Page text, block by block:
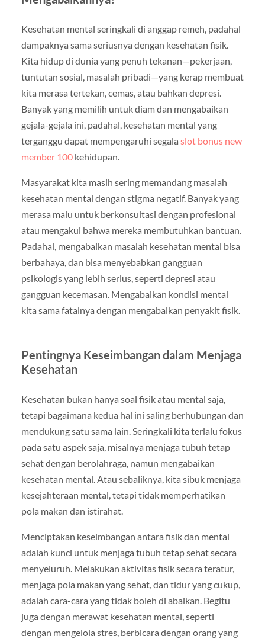
Kesehatan mental seringkali di anggap remeh, padahal
dampaknya sama seriusnya dengan kesehatan fisik.
Kita hidup di dunia yang penuh tekanan—pekerjaan,
tuntutan sosial, masalah pribadi—yang kerap membuat
kita merasa tertekan, cemas, atau bahkan depresi.
Banyak yang memilih untuk diam dan mengabaikan
gejala-gejala ini, padahal, kesehatan mental yang
terganggu dapat mempengaruhi segala slot bonus new
member 100kehidupan.
Masyarakat kita masih sering memandang masalah
kesehatan mental dengan stigma negatif. Banyak yang
merasa malu untuk berkonsultasi dengan profesional
atau mengakui bahwa mereka membutuhkan bantuan.
Padahal, mengabaikan masalah kesehatan mental bisa
berbahaya, dan bisa menyebabkan gangguan
psikologis yang lebih serius, seperti depresi atau
gangguan kecemasan. Mengabaikan kondisi mental
kita sama fatalnya dengan mengabaikan penyakit fisik.
Pentingnya Keseimbangan dalam Menjaga
Kesehatan
Kesehatan bukan hanya soal fisik atau mental saja,
tetapi bagaimana kedua hal ini saling berhubungan dan
mendukung satu sama lain. Seringkali kita terlalu fokus
pada satu aspek saja, misalnya menjaga tubuh tetap
sehat dengan berolahraga, namun mengabaikan
kesehatan mental. Atau sebaliknya, kita sibuk menjaga
kesejahteraan mental, tetapi tidak memperhatikan
pola makan dan istirahat.
Menciptakan keseimbangan antara fisik dan mental
adalah kunci untuk menjaga tubuh tetap sehat secara
menyeluruh. Melakukan aktivitas fisik secara teratur,
menjaga pola makan yang sehat, dan tidur yang cukup,
adalah cara-cara yang tidak boleh di abaikan. Begitu
juga dengan merawat kesehatan mental, seperti
dengan mengelola stres, berbicara dengan orang yang